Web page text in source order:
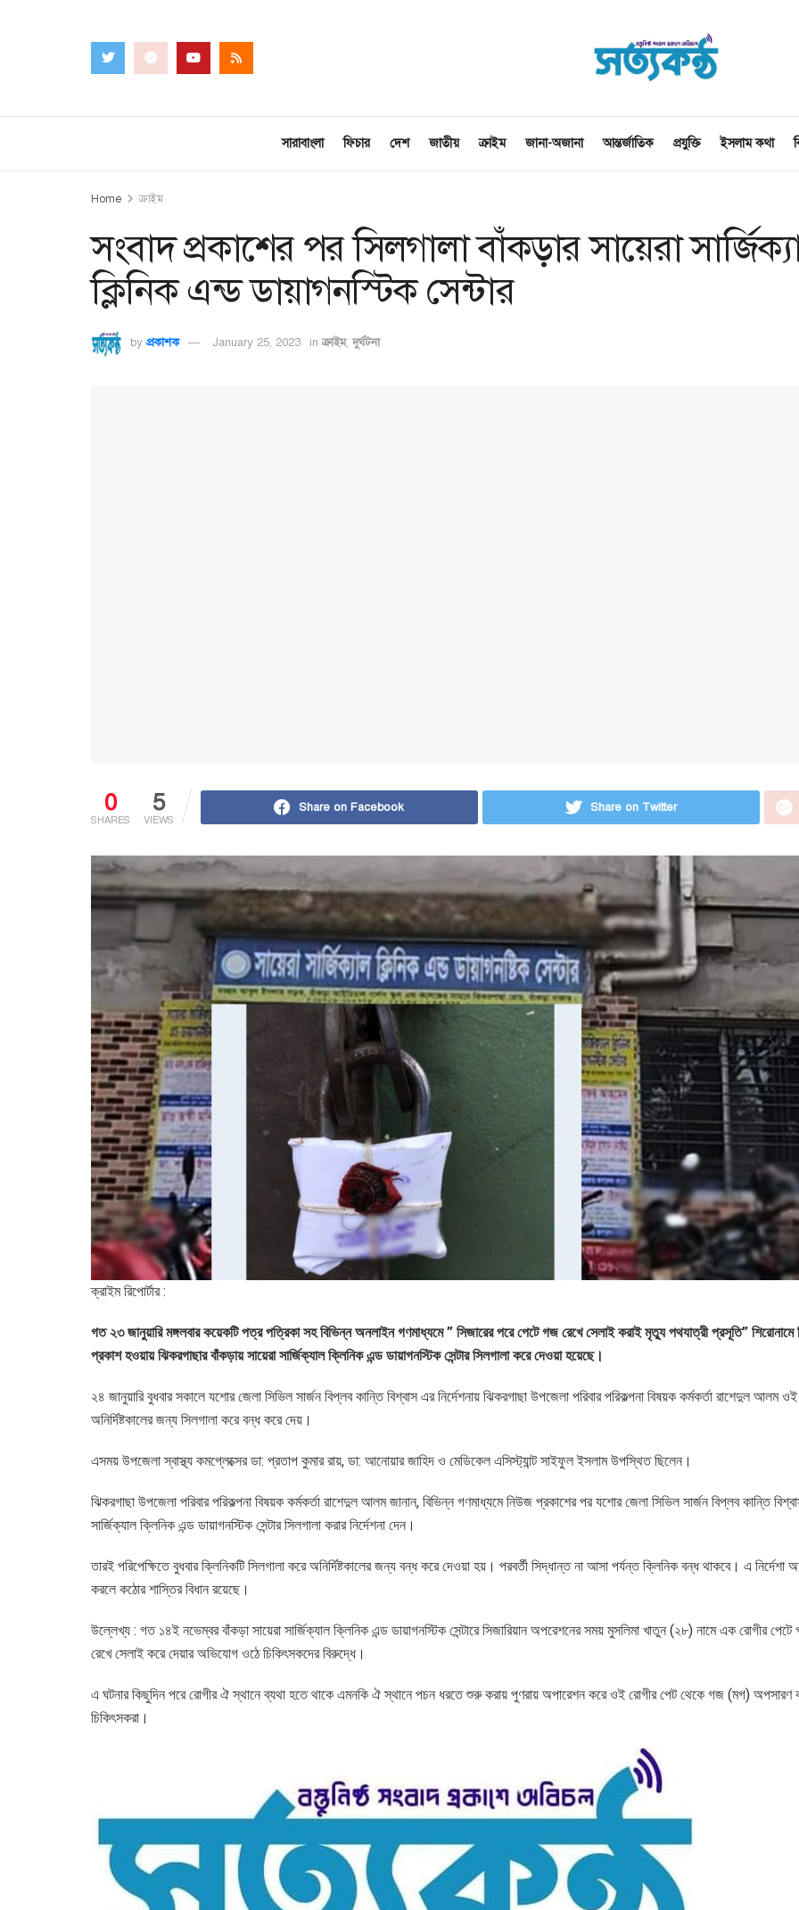
সারাবাংলা ফিচার দেশ জাতীয় ক্রাইম জানা-অজানা আন্তর্জাতিক প্রযুক্তি ইসলাম কথা
Home ক্রাইম
সংবাদ প্রকাশের পর সিলগালা বাঁকড়ার সায়েরা
ক্লিনিক এন্ড ডায়াগনস্টিক সেন্টার
by প্রকাশক January 25, 2023 in ক্রাইম,দুর্ঘটনা
0
SHARES
5
VIEWS
Share on Facebook Share on Twitter
ক্রাইম রিপোর্টার :
গত ২৩ জানুয়ারি মঙ্গলবার কয়েকটি পত্র পত্রিকা সহ বিভিন্ন অনলাইন গণমাধ্যমে ” সিজারের পরে পেটে গজ রেখে সেলাই করাই মৃত্যু পথযাত্রী প্রসূতি”
প্রকাশ হওয়ায় ঝিকরগাছার বাঁকড়ায় সায়েরা সার্জিক্যাল ক্লিনিক এন্ড ডায়াগনস্টিক সেন্টার সিলগালা করে দেওয়া হয়েছে।
২৪ জানুয়ারি বুধবার সকালে যশোর জেলা সিভিল সার্জন বিপ্লব কান্তি বিশ্বাস এর নির্দেশনায় ঝিকরগাছা উপজেলা পরিবার পরিকল্পনা বিষয়ক কর্মকর্তা রাশেদুল আলম
অনির্দিষ্টকালের জন্য সিলগালা করে বন্ধ করে দেয়।
এসময় উপজেলা স্বাস্থ্য কমপ্লেক্সের ডা: প্রতাপ কুমার রায়, ডা: আনোয়ার জাহিদ ও মেডিকেল এসিস্ট্যান্ট সাইফুল ইসলাম উপস্থিত ছিলেন।
ঝিকরগাছা উপজেলা পরিবার পরিকল্পনা বিষয়ক কর্মকর্তা রাশেদুল আলম জানান, বিভিন্ন গণমাধ্যমে নিউজ প্রকাশের পর যশোর জেলা সিভিল সার্জন বিপ্লব কান্তি
সার্জিক্যাল ক্লিনিক এন্ড ডায়াগনস্টিক সেন্টার সিলগালা করার নির্দেশনা দেন।
তারই পরিপেক্ষিতে বুধবার ক্লিনিকটি সিলগালা করে অনির্দিষ্টকালের জন্য বন্ধ করে দেওয়া হয়। পরবর্তী সিদ্ধান্ত না আসা পর্যন্ত ক্লিনিক বন্ধ থাকবে। এ নির্দেশা
করলে কঠোর শাস্তির বিধান রয়েছে।
উল্লেখ্য : গত ১৪ই নভেম্বর বাঁকড়া সায়েরা সার্জিক্যাল ক্লিনিক এন্ড ডায়াগনস্টিক সেন্টারে সিজারিয়ান অপরেশনের সময় মুসলিমা খাতুন (২৮) নামে এক রোগীর
রেখে সেলাই করে দেয়ার অভিযোগ ওঠে চিকিৎসকদের বিরুদ্ধে।
এ ঘটনার কিছুদিন পরে রোগীর ঐ স্থানে ব্যথা হতে থাকে এমনকি ঐ স্থানে পচন ধরতে শুরু করায় পুণরায় অপারেশন করে ওই রোগীর পেট থেকে গজ (মগ) অপসারণ
চিকিৎসকরা।